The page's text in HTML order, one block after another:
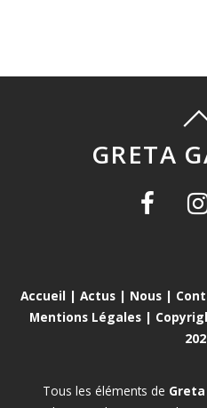
GRETA
Accueil | Actus| Nous|
Mentions Légales |
Tous les éléments de